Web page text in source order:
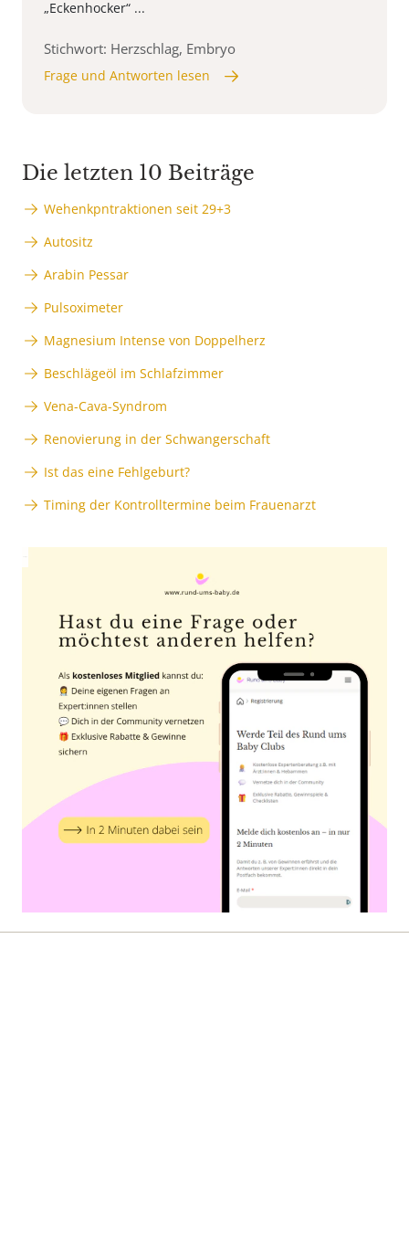
„Eckenhocker“ ...
Stichwort: Herzschlag, Embryo
Frage und Antworten lesen
Die letzten 10 Beiträge
Wehenkpntraktionen seit 29+3
Autositz
Arabin Pessar
Pulsoximeter
Magnesium Intense von Doppelherz
Beschlägeöl im Schlafzimmer
Vena-Cava-Syndrom
Renovierung in der Schwangerschaft
Ist das eine Fehlgeburt?
Timing der Kontrolltermine beim Frauenarzt